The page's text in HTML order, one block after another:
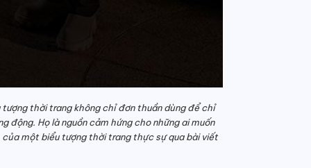
thời trang không chỉ đơn thuần dùng để chỉ
động. Họ là nguồn cảm hứng cho những ai muốn
một biểu tượng thời trang thực sự qua bài viết